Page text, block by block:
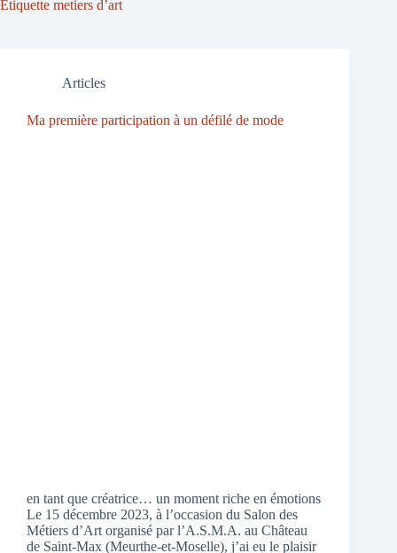
Étiquette metiers d’art
Articles
Ma première participation à un défilé de mode
en tant que créatrice… un moment riche en émotions
Le 15 décembre 2023, à l’occasion du Salon des
Métiers d’Art organisé par l’A.S.M.A. au Château
de Saint-Max (Meurthe-et-Moselle), j’ai eu le plaisir